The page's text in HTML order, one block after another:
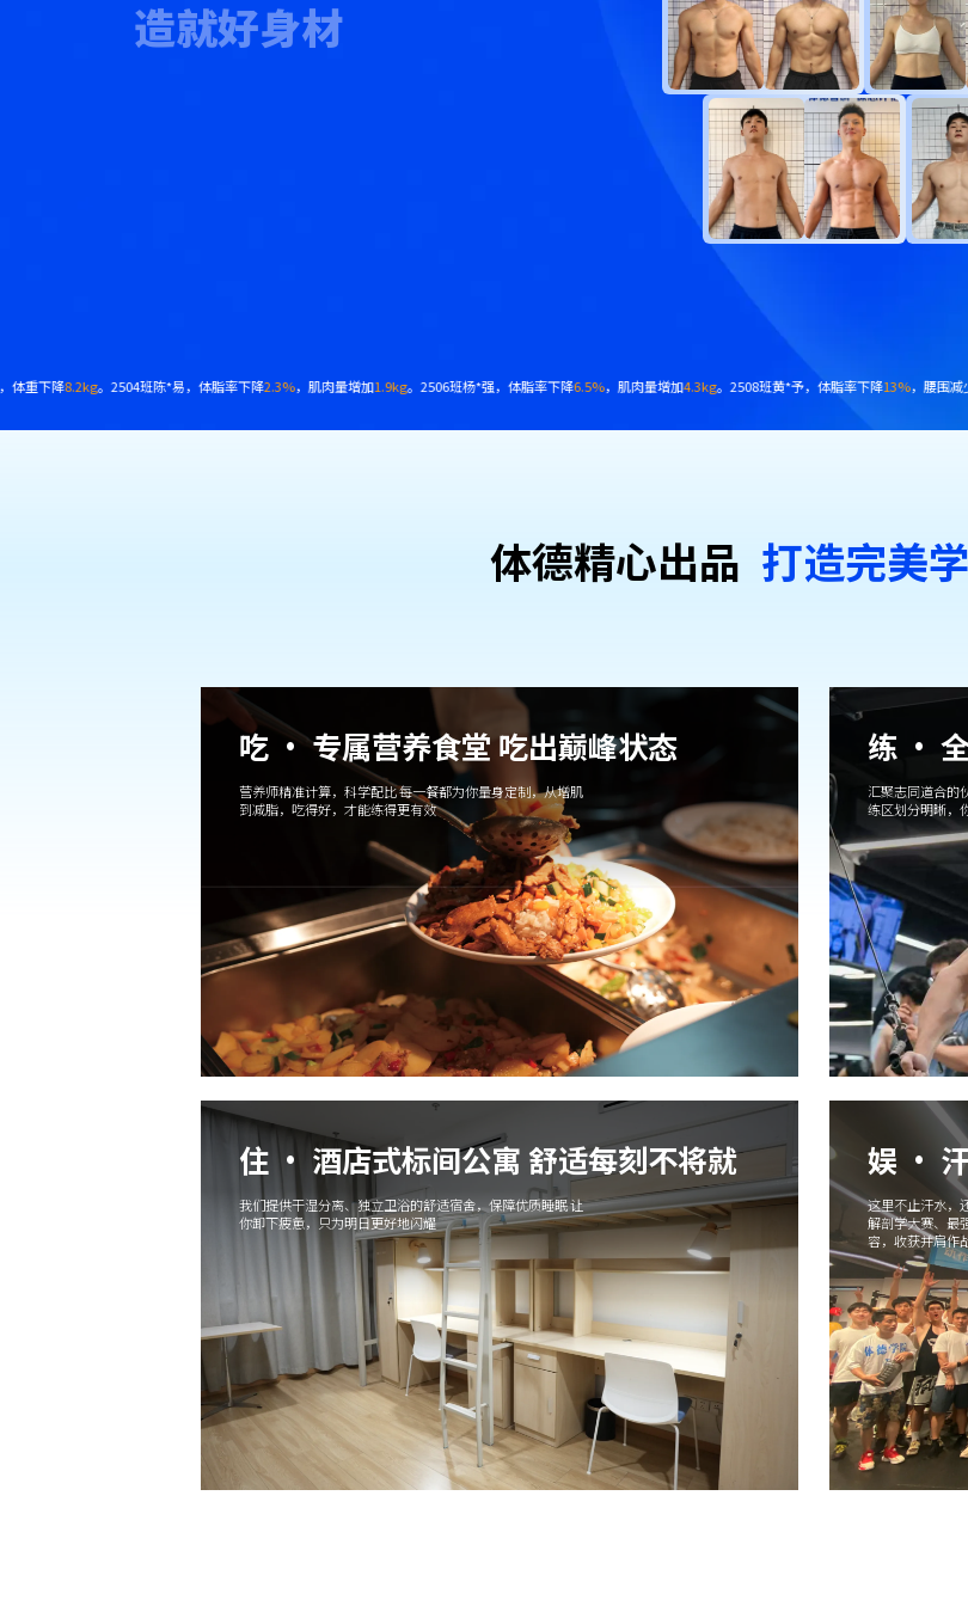
造就好身材
。2508班黄*予，体脂率下降13%，腰围减少18cm。 2412班韩*强，体脂率下降 7.9%，肌肉量增加 2.5kg。2412班蒋*，体脂率下降6.8%，肌肉量增加4.9kg。
体德精⼼出品 打造完美
吃 · 专属营养食堂 吃出巅峰状态
营养师精准计算，科学配比 每一餐都为你量身定制，从增肌
到减脂，吃得好，才能练得更有效
练 ·
汇聚志同道合的
练区划分明晰，
住 · 酒店式标间公寓 舒适每刻不将就
我们提供干湿分离、独立卫浴的舒适宿舍，保障优质睡眠 让
你卸下疲惫，只为明日更好地闪耀
娱 ·
这里不止汗水，
解剖学大赛、最
容，收获并肩作